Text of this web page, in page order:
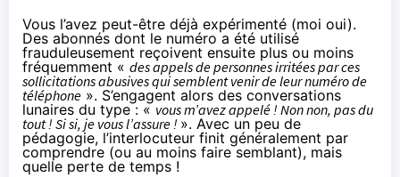
Vous l’avez peut-être déjà expérimenté (moi oui).
Des abonnés dont le numéro a été utilisé
frauduleusement reçoivent ensuite plus ou moins
fréquemment « des appels de personnes irritées par ces
sollicitations abusives qui semblent venir de leur numéro de
téléphone ». S’engagent alors des conversations
lunaires du type : « vous m’avez appelé ! Non non, pas du
tout ! Si si, je vous l’assure ! ». Avec un peu de
pédagogie, l’interlocuteur finit généralement par
comprendre (ou au moins faire semblant), mais
quelle perte de temps !